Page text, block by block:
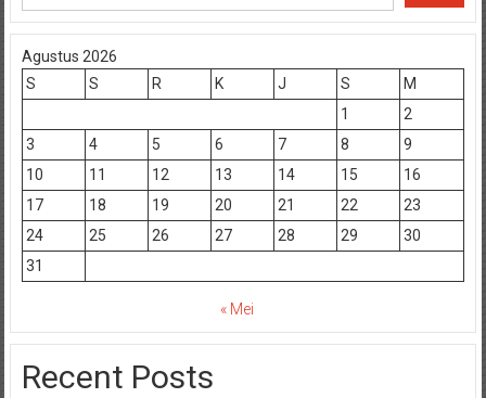
Agustus 2026
S
S R K J S
M
1
2
3
4 5 6 7 8
9
10
11 12 13 14 15
16
17
18 19 20 21 22
23
24
25 26 27 28 29
30
31
« Mei
Recent Posts